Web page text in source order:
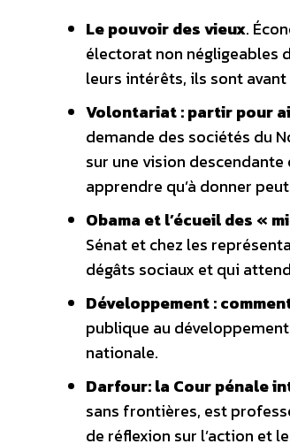
Le pouvoir des vieux.
électorat non négligeables
leurs intérêts, ils sont
Volontariat : partir pour
demande des sociétés du
sur une vision descendante
apprendre qu’à donner
Obama et l’écueil des «
Sénat et chez les
dégâts sociaux et qui
Développement :
publique au
nationale.
Darfour: la Cour pénale
sans frontières, est
de réflexion sur l’action et